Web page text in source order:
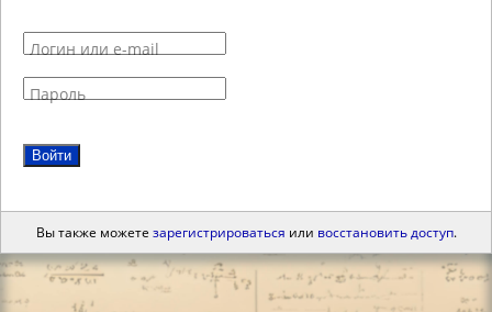
Логин или e-mail
Пароль
Войти
Вы также можете зарегистрироваться или восстановить доступ.